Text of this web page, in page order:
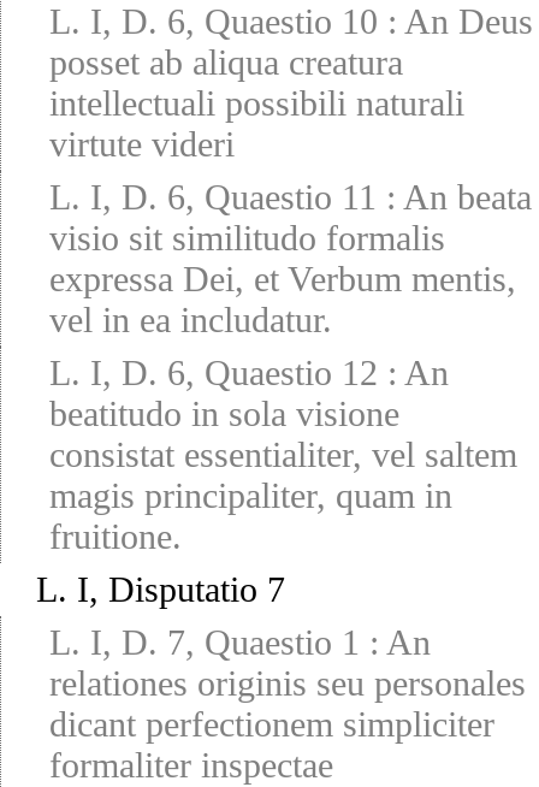
L. I, D. 6, Quaestio 10 : An Deus
posset ab aliqua creatura
intellectuali possibili naturali
virtute videri
L. I, D. 6, Quaestio 11 : An beata
visio sit similitudo formalis
expressa Dei, et Verbum mentis,
vel in ea includatur.
L. I, D. 6, Quaestio 12 : An
beatitudo in sola visione
consistat essentialiter, vel saltem
magis principaliter, quam in
fruitione.
L. I, Disputatio 7
L. I, D. 7, Quaestio 1 : An
relationes originis seu personales
dicant perfectionem simpliciter
formaliter inspectae